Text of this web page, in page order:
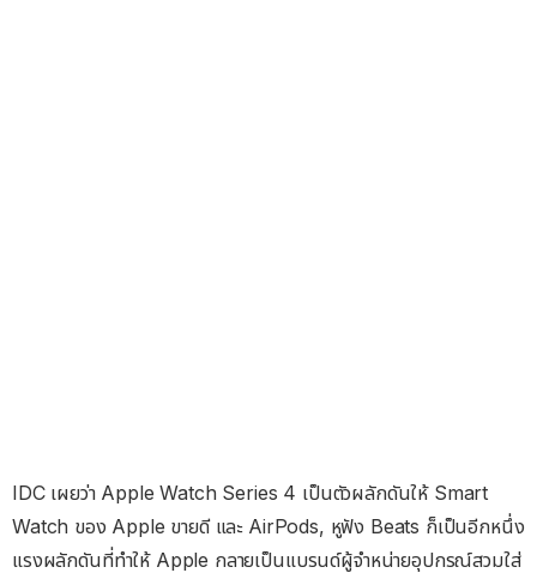
IDC เผยว่า Apple Watch Series 4 เป็นตัวผลักดันให้ Smart
Watch ของ Apple ขายดี และ AirPods, หูฟัง Beats ก็เป็นอีกหนึ่ง
แรงผลักดันที่ทำให้ Apple กลายเป็นแบรนด์ผู้จำหน่ายอุปกรณ์สวมใส่